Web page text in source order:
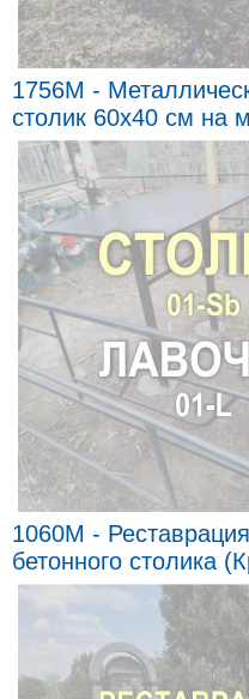
1756M -
столик 60x40 см на
1060M -
бетонного столика